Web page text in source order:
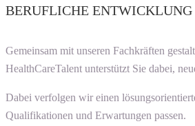
BERUFLICHE
Gemeinsam mit unseren Fachkräften
HealthCareTalent unterstützt Sie dabei,
Dabei verfolgen wir einen
Qualifikationen und Erwartungen passen.